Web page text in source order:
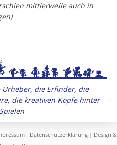
mittlerweile auch in
die Erfinder, die
die kreativen Köpfe hinter
- Datenschutzerklärung| Design &